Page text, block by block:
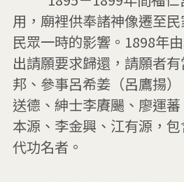
l
e
用，廟裡供奉諸神像遷至
民眾一時的影響。1898年
出請願要求歸還，請願者
邦、參事呂希姜（呂鷹揚
送德、紳士李賡颺、廖運
本源、李金興、江有源，
代功名者。